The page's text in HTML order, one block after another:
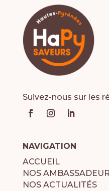
Suivez-nous sur les
NAVIGATION
ACCUEIL
NOS
NOS ACTUALITÉS